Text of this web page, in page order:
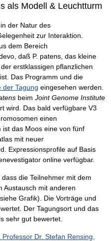
als Modell & Leuchtturm
der Natur des
zur Interaktion.
dem Bereich
daß P. patens, das kleine
erstklassigen pflanzlichen
Das Programm und die
der Tagung eingesehen werden.
beim Joint Genome Institute
wird. Das bald verfügbare V3
einen
das Moos eine von fünf
mit neuer
Expressionsprofile auf Basis
online verfügbar.
die Teilnehmer mit dem
Austausch mit anderen
Grafik). Die Vorträge und
Der Tagungsort und das
sehr gut bewertet.
Professor Dr. Stefan Rensing,